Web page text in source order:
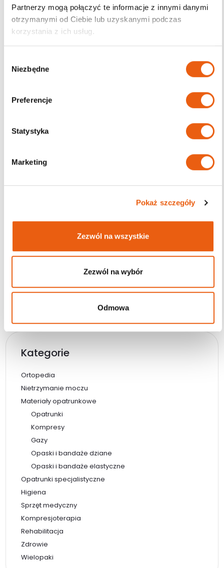
Partnerzy mogą połączyć te informacje z innymi danymi
otrzymanymi od Ciebie lub uzyskanymi podczas
korzystania z ich usług.
Niezbędne
Preferencje
Statystyka
Marketing
Pokaż szczegóły
Zezwól na wszystkie
Zezwól na wybór
Odmowa
Leukoplast Soft White, plastry z opatrunkiem do
Wysyłka w ciągu 24h
Dodaj do koszyka
Kategorie
Ortopedia
Nietrzymanie moczu
Materiały opatrunkowe
Opatrunki
Kompresy
Gazy
Opaski i bandaże dziane
Opaski i bandaże elastyczne
Opatrunki specjalistyczne
Higiena
Sprzęt medyczny
Kompresjoterapia
Rehabilitacja
Zdrowie
Wielopaki